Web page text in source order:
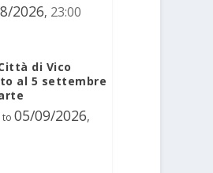
2026, 23:00
di Vico
al 5 settembre
to 05/09/2026,